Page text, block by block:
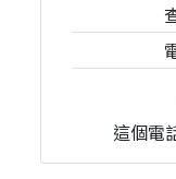
這個電